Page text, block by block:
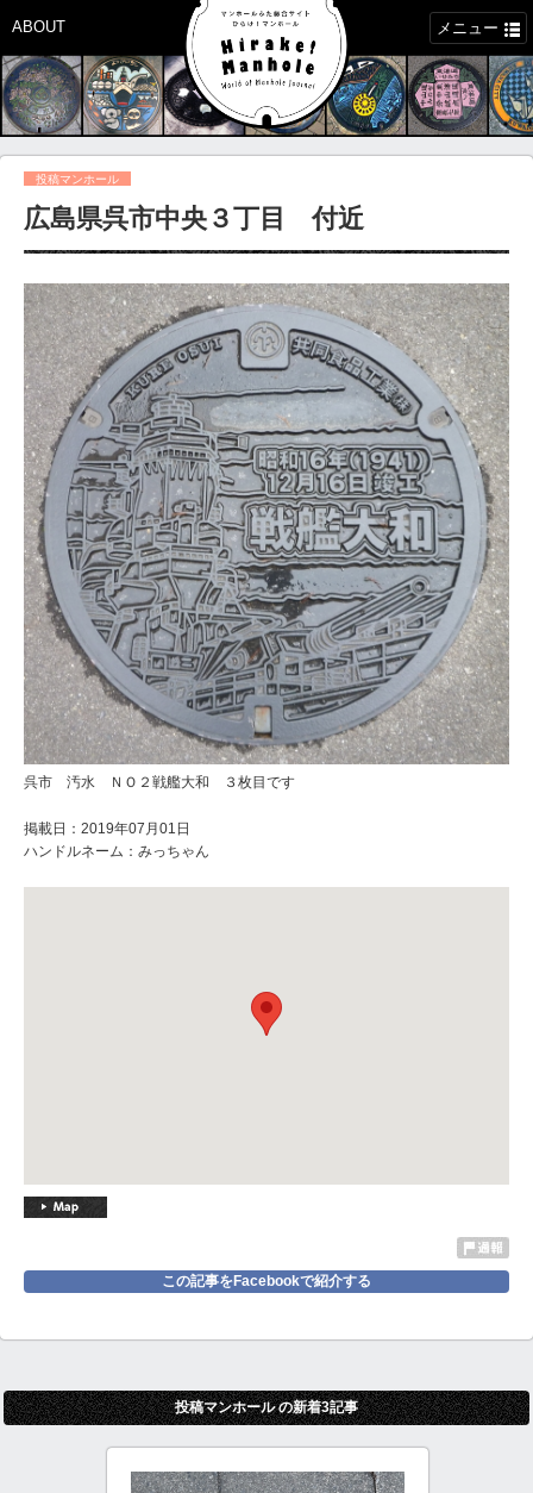
ABOUT メニュー
投稿マンホール
広島県呉市中央３丁目 付近
呉市 汚水 ＮＯ２戦艦大和 ３枚目です
掲載日：2019年07月01日
ハンドルネーム：みっちゃん
この記事をFacebookで紹介する
投稿マンホール の新着3記事